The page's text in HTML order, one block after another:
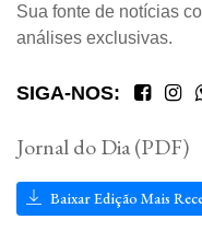
Sua fonte de notícias
análises exclusivas.
SIGA-NOS:
Jornal do Dia (PDF)
Baixar Edição Mais